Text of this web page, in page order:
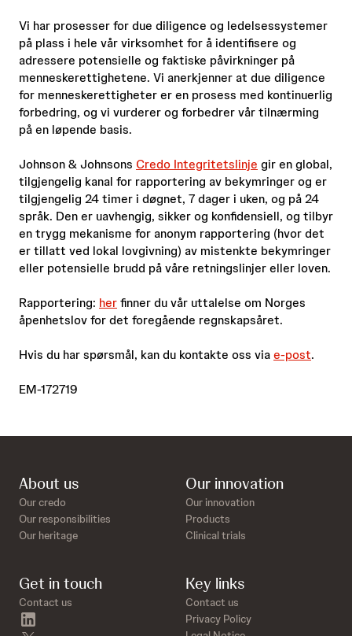
Vi har prosesser for due diligence og ledelsessystemer
på plass i hele vår virksomhet for å identifisere og
adressere potensielle og faktiske påvirkninger på
menneskerettighetene. Vi anerkjenner at due diligence
for menneskerettigheter er en prosess med kontinuerlig
forbedring, og vi vurderer og forbedrer vår tilnærming
på en løpende basis.
Johnson & Johnsons Credo Integritetslinje gir en global,
tilgjengelig kanal for rapportering av bekymringer og er
tilgjengelig 24 timer i døgnet, 7 dager i uken, og på 24
språk. Den er uavhengig, sikker og konfidensiell, og tilbyr
en trygg mekanisme for anonym rapportering (hvor det
er tillatt ved lokal lovgivning) av mistenkte bekymringer
eller potensielle brudd på våre retningslinjer eller loven.
Rapportering: herfinner du vår uttalelse om Norges
åpenhetslov for det foregående regnskapsåret.
Hvis du har spørsmål, kan du kontakte oss viae-post.
EM-172719
About us
Our credo
Our responsibilities
Our heritage
Our innovation
Our innovation
Products
Clinical trials
Get in touch
Contact us
Key links
Contact us
Privacy Policy